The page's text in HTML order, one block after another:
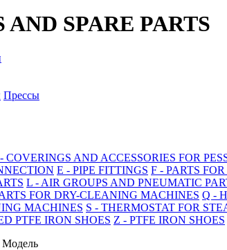
SPARE PARTS
Прессы
COVERINGS AND ACCESSORIES FOR
E - PIPE FITTINGS F - PARTS
L - AIR GROUPS AND PNEUMATIC
FOR DRY-CLEANING MACHINES Q -
MACHINES S - THERMOSTAT FOR
PTFE IRON SHOES Z - PTFE IRON SHOES
Модель